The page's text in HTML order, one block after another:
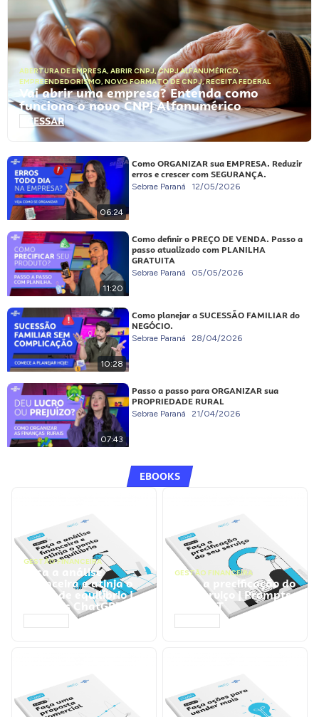
ABERTURA DE EMPRESA, ABRIR CNPJ,CNPJ ALFANUMÉRICO,
EMPREENDEDORISMO, NOVO FORMATO DE CNPJ,RECEITA FEDERAL
Vai abrir uma empresa? Entenda como
funciona o novo CNPJ Alfanumérico
ACESSAR
06:24
Como ORGANIZAR sua EMPRESA. Reduzir
erros e crescer com SEGURANÇA.
Sebrae Paraná 12/05/2026
11:20
Como definir o PREÇO DE VENDA. Passo a
passo atualizado com PLANILHA
GRATUITA
Sebrae Paraná 05/05/2026
10:28
Como planejar a SUCESSÃO FAMILIAR do
NEGÓCIO.
Sebrae Paraná 28/04/2026
07:43
Passo a passo para ORGANIZAR sua
PROPRIEDADE RURAL
Sebrae Paraná 21/04/2026
EBOOKS
GESTÃO FINANCEIRA
Faça a análise
financeira e atinja o
ponto de equilíbrio |
Prompts ChatGPT
GESTÃO FINANCEIRA
Faça a precificação do
seu serviço | Prompts
ChatGPT